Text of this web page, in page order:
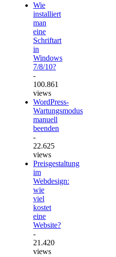
Wie
installiert
man
eine
Schriftart
in
Windows
7/8/10?
-
100.861
views
WordPress-
Wartungsmodus
manuell
beenden
-
22.625
views
Preisgestaltung
im
Webdesign:
wie
viel
kostet
eine
Website?
-
21.420
views